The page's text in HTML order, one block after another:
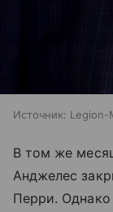
Источник: Legion-
В том же
Анджелес
Перри. Однако